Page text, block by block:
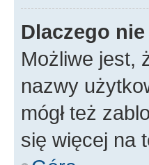
Dlaczego
Możliwe jest,
nazwy
mógł też
się więcej na